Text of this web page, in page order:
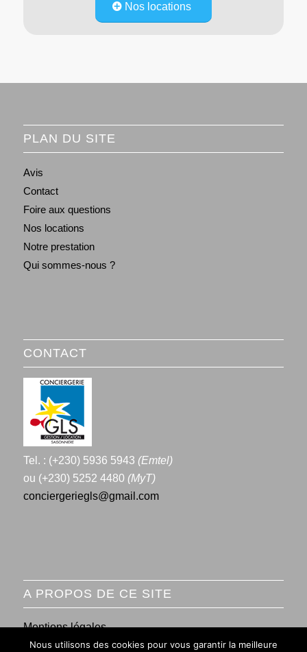
Nos locations
PLAN DU SITE
Avis
Contact
Foire aux questions
Nos locations
Notre prestation
Qui sommes-nous ?
CONTACT
Tel. : (+230) 5936 5943 (Emtel)
ou (+230) 5252 4480 (MyT)
conciergeriegls@gmail.com
A PROPOS DE CE SITE
Mentions légales
Nous utilisons des cookies pour vous garantir la meilleure